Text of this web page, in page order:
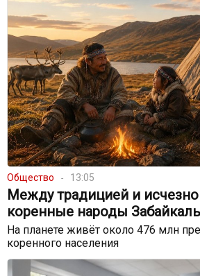
Общество 13:05
Между традицией и
коренные народы
На планете живёт около 476 млн
коренного населения